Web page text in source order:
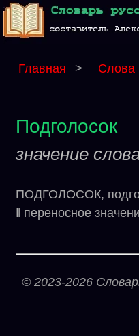
Главная > Слова
Подголосок
значение
ПОДГОЛОСОК,
‖ переносное
© 2023-2026